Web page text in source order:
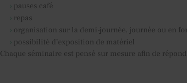
pauses café
repas
organisation sur la demi-journée, journée ou en
possibilité d’exposition de matériel
Chaque séminaire est pensé sur mesure afin de